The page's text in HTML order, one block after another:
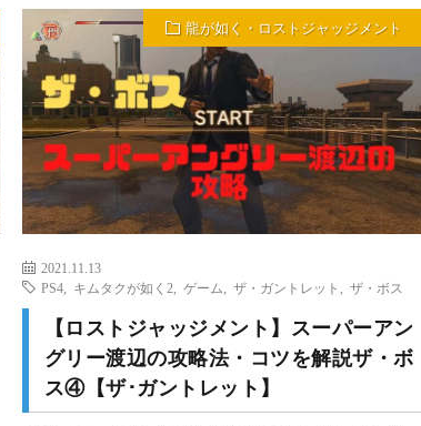
龍が如く・ロストジャッジメント
2021.11.13
PS4
キムタクが如く2 ,ゲーム ,ザ・ガントレット ,ザ・ボス
【ロストジャッジメント】スーパーアン
グリー渡辺の攻略法・コツを解説ザ・ボ
ス④【ザ･ガントレット】